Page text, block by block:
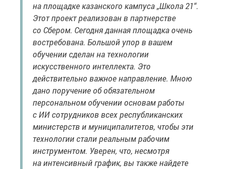
на площадке казанского кампуса „Школа 21“.
Этот проект реализован в партнерстве
со Сбером. Сегодня данная площадка очень
востребована. Большой упор в вашем
обучении сделан на технологии
искусственного интеллекта. Это
действительно важное направление. Мною
дано поручение об обязательном
персональном обучении основам работы
с ИИ сотрудников всех республиканских
министерств и муниципалитетов, чтобы эти
технологии стали реальным рабочим
инструментом. Уверен, что, несмотря
на интенсивный график, вы также найдете